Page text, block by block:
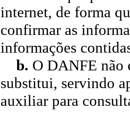
internet, de forma
confirmar as
informações
b. O DANFE não
substitui, servindo
auxiliar para